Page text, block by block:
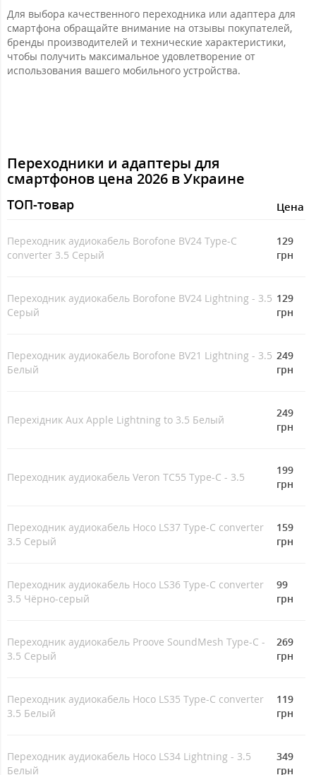
Для выбора качественного переходника или адаптера для
смартфона обращайте внимание на отзывы покупателей,
бренды производителей и технические характеристики,
чтобы получить максимальное удовлетворение от
использования вашего мобильного устройства.
Переходники и адаптеры для
смартфонов цена 2026 в Украине
ТОП-товар Цeна
Переходник аудиокабель Borofone BV24 Type-C
converter 3.5 Серый
129
грн
Переходник аудиокабель Borofone BV24 Lightning - 3.5
Серый
129
грн
Переходник аудиокабель Borofone BV21 Lightning - 3.5
Белый
249
грн
Перехідник Aux Apple Lightning to 3.5 Белый
249
грн
Переходник аудиокабель Veron TC55 Type-C - 3.5
199
грн
Переходник аудиокабель Hoco LS37 Type-C converter
3.5 Серый
159
грн
Переходник аудиокабель Hoco LS36 Type-C converter
3.5 Чёрно-серый
99
грн
Переходник аудиокабель Proove SoundMesh Type-C -
3.5 Серый
269
грн
Переходник аудиокабель Hoco LS35 Type-C converter
3.5 Белый
119
грн
Переходник аудиокабель Hoco LS34 Lightning - 3.5
Белый
349
грн